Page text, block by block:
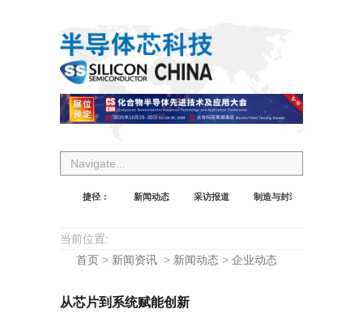
Navigate...
捷径： 新闻动态 采访报道 制造与封装
当前位置:
首页 > 新闻资讯 > 新闻动态 > 企业动态
从芯片到系统赋能创新